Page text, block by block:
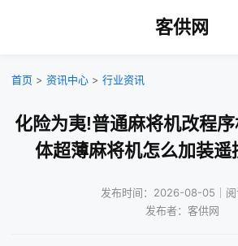
客供网
首页 > 资讯中心 > 行业资讯
化险为夷!普通麻将机改程
体超薄麻将机怎么加装
发布时间：2026-08-05｜阅
发布者：客供网